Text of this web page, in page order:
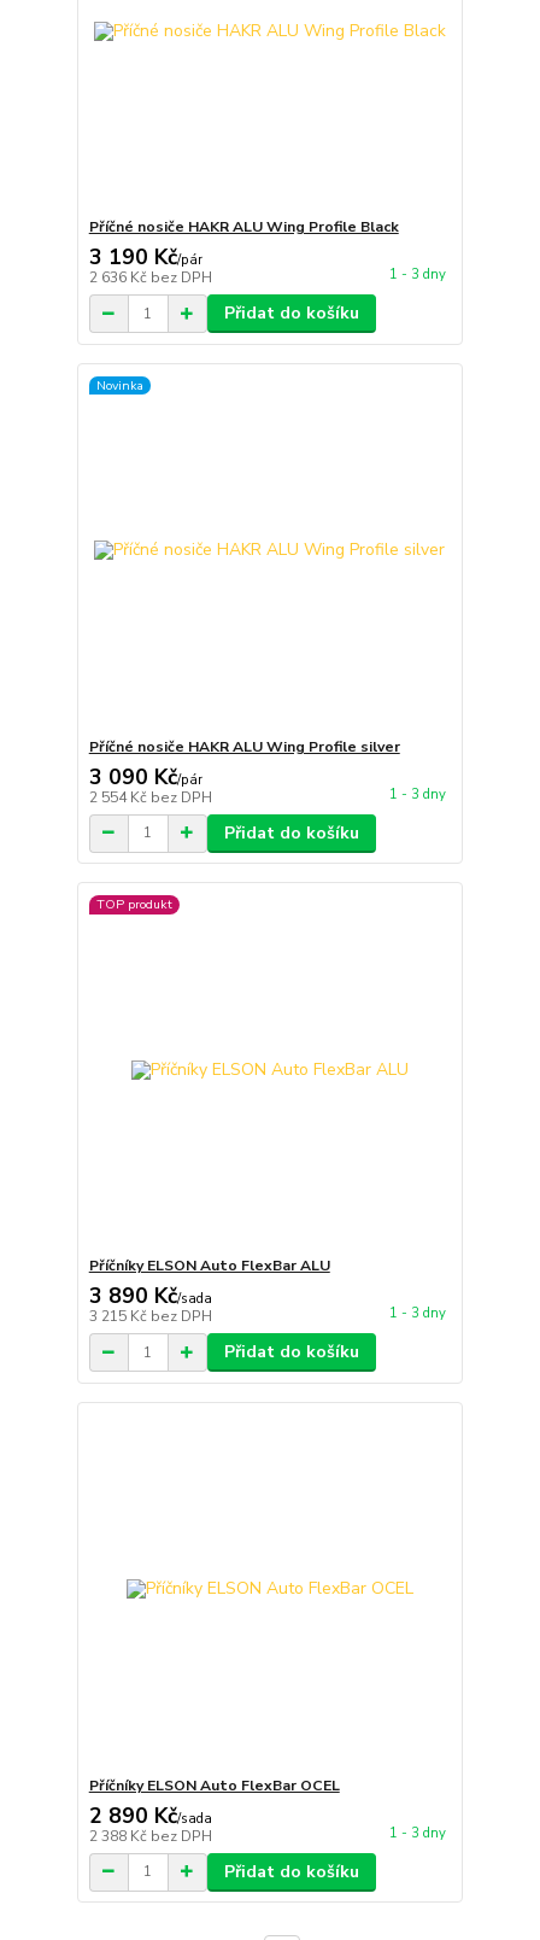
Příčné nosiče HAKR ALU Wing Profile Black
3 190 Kč/pár
2 636 Kč bez DPH 1 - 3 dny
Přidat do košíku
Novinka
Příčné nosiče HAKR ALU Wing Profile silver
3 090 Kč/pár
2 554 Kč bez DPH 1 - 3 dny
Přidat do košíku
TOP produkt
Příčníky ELSON Auto FlexBar ALU
3 890 Kč/sada
3 215 Kč bez DPH 1 - 3 dny
Přidat do košíku
Příčníky ELSON Auto FlexBar OCEL
2 890 Kč/sada
2 388 Kč bez DPH 1 - 3 dny
Přidat do košíku